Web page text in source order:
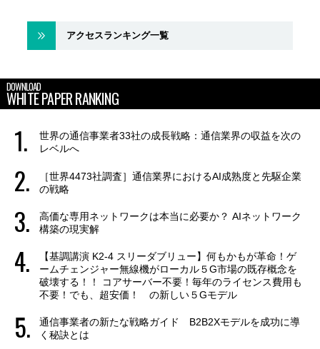
アクセスランキング一覧
DOWNLOAD
WHITE PAPER RANKING
世界の通信事業者33社の成長戦略：通信業界の収益を次の
レベルへ
［世界4473社調査］通信業界におけるAI成熟度と先駆企業
の戦略
高価な専用ネットワークは本当に必要か？ AIネットワーク
構築の現実解
【基調講演 K2-4 スリーダブリュー】何もかもが革命！ゲ
ームチェンジャー無線機がローカル５G市場の既存概念を
破壊する！！ コアサーバー不要！毎年のライセンス費用も
不要！でも、超安価！ の新しい５Gモデル
通信事業者の新たな戦略ガイド B2B2Xモデルを成功に導
く秘訣とは